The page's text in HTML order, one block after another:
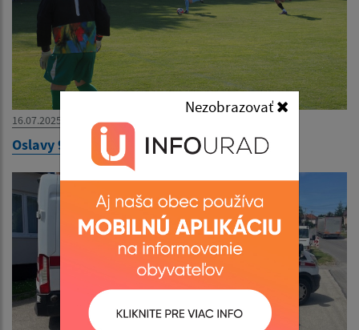
16.07.2025
Oslavy 90 rokov futbalu v obci 2025
Nezobrazovať